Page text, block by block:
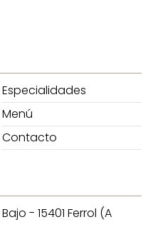
Especialidades
Menú
Contacto
- 15401 Ferrol (A